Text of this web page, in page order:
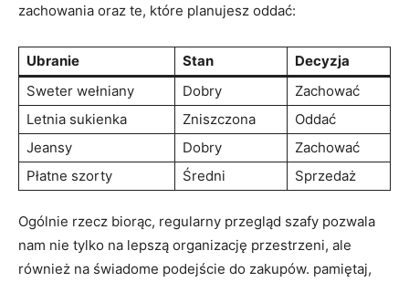
zachowania oraz‍ te, które​ planujesz oddać:
Ubranie Stan
Decyzja
Sweter wełniany
Dobry
Zachować
Letnia‌ sukienka
Zniszczona
Oddać
Jeansy
Dobry
Zachować
Płatne ‌szorty
Średni Sprzedaż
Ogólnie rzecz biorąc, ⁣regularny przegląd szafy pozwala
nam ​nie tylko na lepszą organizację przestrzeni,⁤ ale
również na świadome podejście do⁤ zakupów. ⁤pamiętaj,